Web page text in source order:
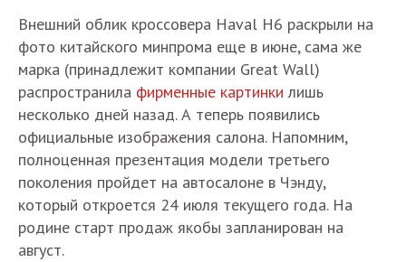
Внешний облик кроссовера Haval H6 раскрыли на
фото китайского минпрома еще в июне, сама же
марка (принадлежит компании Great Wall)
распространила фирменные картинки лишь
несколько дней назад. А теперь появились
официальные изображения салона. Напомним,
полноценная презентация модели третьего
поколения пройдет на автосалоне в Чэнду,
который откроется 24 июля текущего года. На
родине старт продаж якобы запланирован на
август.